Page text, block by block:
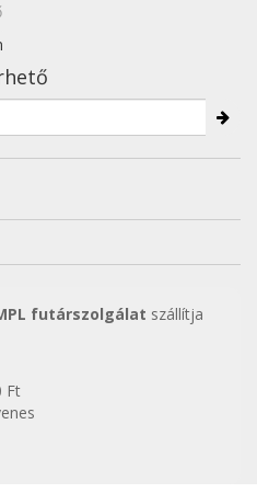
futárszolgálat szállítja
Ft